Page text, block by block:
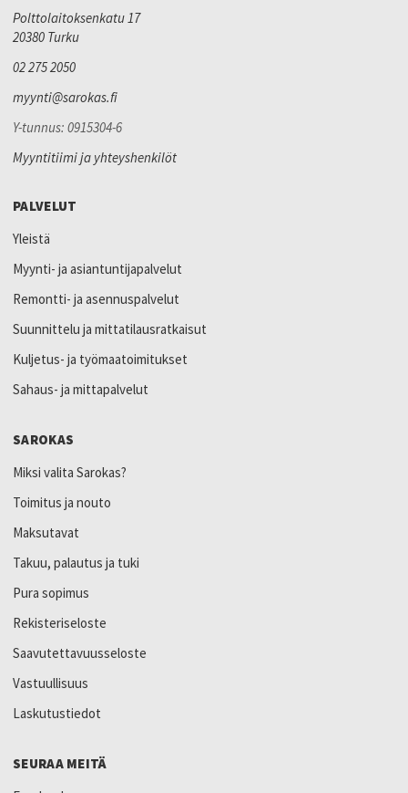
Polttolaitoksenkatu 17
20380 Turku
02 275 2050
myynti@sarokas.fi
Y-tunnus: 0915304-6
Myyntitiimi ja yhteyshenkilöt
PALVELUT
Yleistä
Myynti- ja asiantuntijapalvelut
Remontti- ja asennuspalvelut
Suunnittelu ja mittatilausratkaisut
Kuljetus- ja työmaatoimitukset
Sahaus- ja mittapalvelut
SAROKAS
Miksi valita Sarokas?
Toimitus ja nouto
Maksutavat
Takuu, palautus ja tuki
Pura sopimus
Rekisteriseloste
Saavutettavuusseloste
Vastuullisuus
Laskutustiedot
SEURAA MEITÄ